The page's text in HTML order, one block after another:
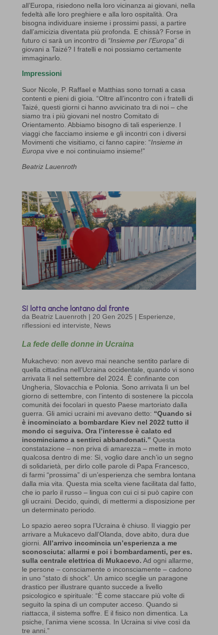
all’Europa, risiedono nella loro vicinanza ai giovani, nella
fedeltà alle loro preghiere e alla loro ospitalità. Ora
bisogna individuare insieme i prossimi passi, a partire
dall’amicizia diventata più profonda. E chissà? Forse in
futuro ci sarà un incontro di “Insieme per l’Europa”di
giovani a Taizé? I fratelli e noi possiamo certamente
immaginarlo.
Impressioni
Suor Nicole, P. Raffael e Matthias sono tornati a casa
contenti e pieni di gioia. “Oltre all’incontro con i fratelli di
Taizé, questi giorni ci hanno avvicinato tra di noi – che
siamo tra i più giovani nel nostro Comitato di
Orientamento. Abbiamo bisogno di tali esperienze. I
viaggi che facciamo insieme e gli incontri con i diversi
Movimenti che visitiamo, ci fanno capire: “Insieme in
Europa vive e noi continuiamo insieme!”
Beatriz Lauenroth
Si lotta anche lontano dal fronte
da Beatriz Lauenroth | 20 Gen 2025 | Esperienze,
riflessioni ed interviste
News
La fede delle donne in Ucraina
Mukachevo: non avevo mai neanche sentito parlare di
quella cittadina nell’Ucraina occidentale, quando vi sono
arrivata lì nel settembre del 2024. È confinante con
Ungheria, Slovacchia e Polonia. Sono arrivata lì un bel
giorno di settembre, con l’intento di sostenere la piccola
comunità dei focolari in questo Paese martoriato dalla
guerra. Gli amici ucraini mi avevano detto: “Quando si
è incominciato a bombardare Kiev nel 2022 tutto il
mondo ci seguiva. Ora l’interesse è calato ed
incominciamo a sentirci abbandonati.” Questa
constatazione – non priva di amarezza – mette in moto
qualcosa dentro di me: Sì, voglio dare anch’io un segno
di solidarietà, per dirlo colle parole di Papa Francesco,
di farmi “prossima” di un’esperienza che sembra lontana
dalla mia vita. Questa mia scelta viene facilitata dal fatto,
che io parlo il russo – lingua con cui ci si può capire con
gli ucraini. Decido, quindi, di mettermi a disposizione per
un determinato periodo.
Lo spazio aereo sopra l’Ucraina è chiuso. Il viaggio per
arrivare a Mukacevo dall’Olanda, dove abito, dura due
giorni. All’arrivo incomincia un’esperienza a me
sconosciuta: allarmi e poi i bombardamenti, per es.
sulla centrale elettrica di Mukacevo. Ad ogni allarme,
le persone – consciamente o inconsciamente – cadono
in uno “stato di shock”. Un amico sceglie un paragone
drastico per illustrare quanto succede a livello
psicologico e spirituale: “È come staccare più volte di
seguito la spina di un computer acceso. Quando si
riattacca, il sistema soffre. E il fisico non dimentica. La
psiche, l’anima viene scossa. In Ucraina si vive così da
tre anni.”